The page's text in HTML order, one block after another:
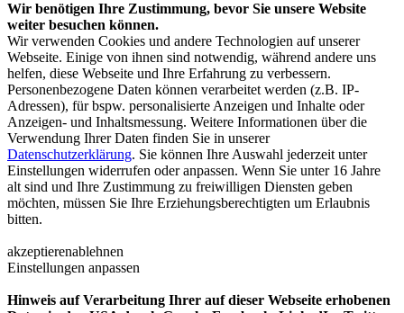
Wir benötigen Ihre Zustimmung, bevor Sie unsere Website
weiter besuchen können.
Wir verwenden Cookies und andere Technologien auf unserer
Webseite. Einige von ihnen sind notwendig, während andere uns
helfen, diese Webseite und Ihre Erfahrung zu verbessern.
Personenbezogene Daten können verarbeitet werden (z.B. IP-
Adressen), für bspw. personalisierte Anzeigen und Inhalte oder
Anzeigen- und Inhaltsmessung. Weitere Informationen über die
Verwendung Ihrer Daten finden Sie in unserer
Datenschutzerklärung. Sie können Ihre Auswahl jederzeit unter
Einstellungen widerrufen oder anpassen. Wenn Sie unter 16 Jahre
alt sind und Ihre Zustimmung zu freiwilligen Diensten geben
möchten, müssen Sie Ihre Erziehungsberechtigten um Erlaubnis
bitten.
akzeptierenablehnen
Einstellungen anpassen
Hinweis auf Verarbeitung Ihrer auf dieser Webseite erhobenen